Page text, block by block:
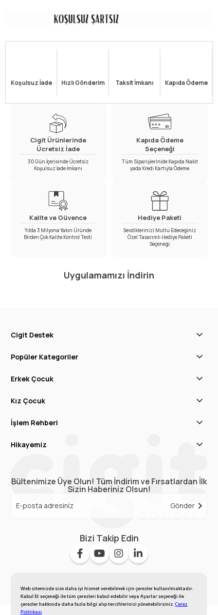
Web sitemizde size daha iyi hizmet verebilmek için çerezler kullanılmaktadır.
Kabul Et seçeneği ile tüm çerezleri kabul edebilir veya Ayarlar seçeneği ile
çerezler hakkında daha fazla bilgi alıp tercihlerinizi yönetebilirsiniz.Çerez
Politikası
Koşulsuz İade Hızlı Gönderim Taksit İmkanı Kapıda Ödeme
Cigit Ürünlerinde
Ücretsiz İade
30 Gün İçerisinde Ücretsiz
Koşulsuz İade İmkanı
Kapıda Ödeme
Seçeneği
Tüm Siparişlerinide Kapıda Nakit
yada Kredi Kartıyla Ödeme
Kalite ve Güvence
Yılda 3 Milyona Yakın Üründe
Birden Çok Kalite Kontrol Testi
Hediye Paketi
Sevdiklerinizi Mutlu Edeceğiniz
Özel Tasarımlı Hediye Paketi
Seçeneği
Uygulamamızı İndirin
Cigit Destek
Popüler Kategoriler
Erkek Çocuk
Kız Çocuk
İşlem Rehberi
Hikayemiz
Bültenimize Üye Olun! Tüm İndirim ve Fırsatlardan İlk
Sizin Haberiniz Olsun!
Gönder
Bizi Takip Edin